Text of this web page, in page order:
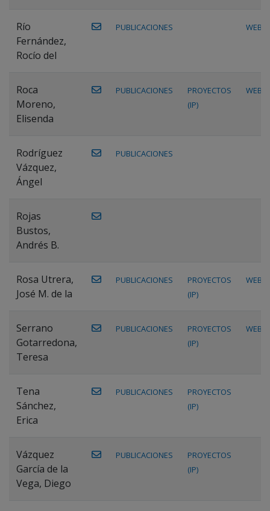
Río
Fernández,
Rocío del
PUBLICACIONES WEB
Roca
Moreno,
Elisenda
PUBLICACIONES
PROYECTOS
(IP)
WEB
Rodríguez
Vázquez,
Ángel
PUBLICACIONES
Rojas
Bustos,
Andrés B.
Rosa Utrera,
José M. de la
PUBLICACIONES
PROYECTOS
(IP)
WEB
Serrano
Gotarredona,
Teresa
PUBLICACIONES
PROYECTOS
(IP)
WEB
Tena
Sánchez,
Erica
PUBLICACIONES
PROYECTOS
(IP)
Vázquez
García de la
Vega, Diego
PUBLICACIONES
PROYECTOS
(IP)